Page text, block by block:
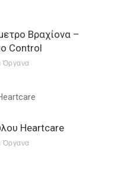
Βραχίονα –
Control
Όργανα
Heartcare
Όργανα